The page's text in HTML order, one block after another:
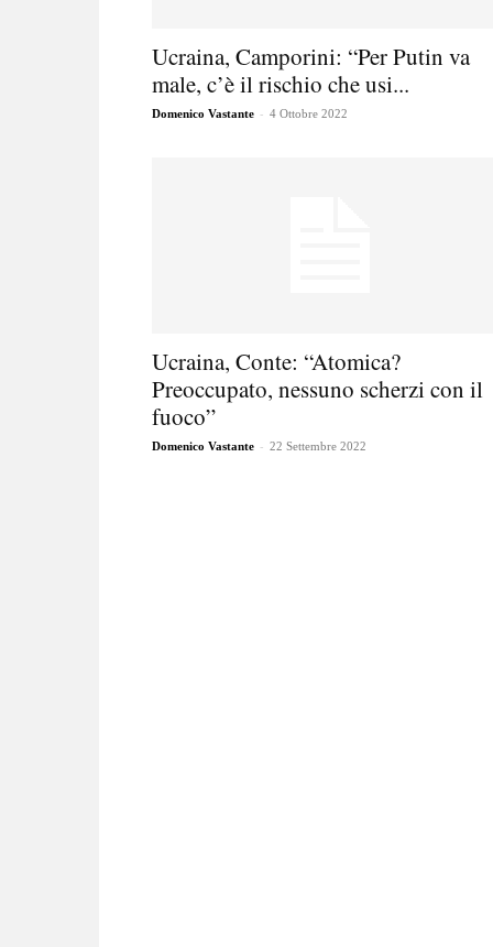
Ucraina, Camporini: “Per Putin va
male, c’è il rischio che usi...
Domenico Vastante - 4 Ottobre 2022
Ucraina, Conte: “Atomica?
Preoccupato, nessuno scherzi con il
fuoco”
Domenico Vastante - 22 Settembre 2022